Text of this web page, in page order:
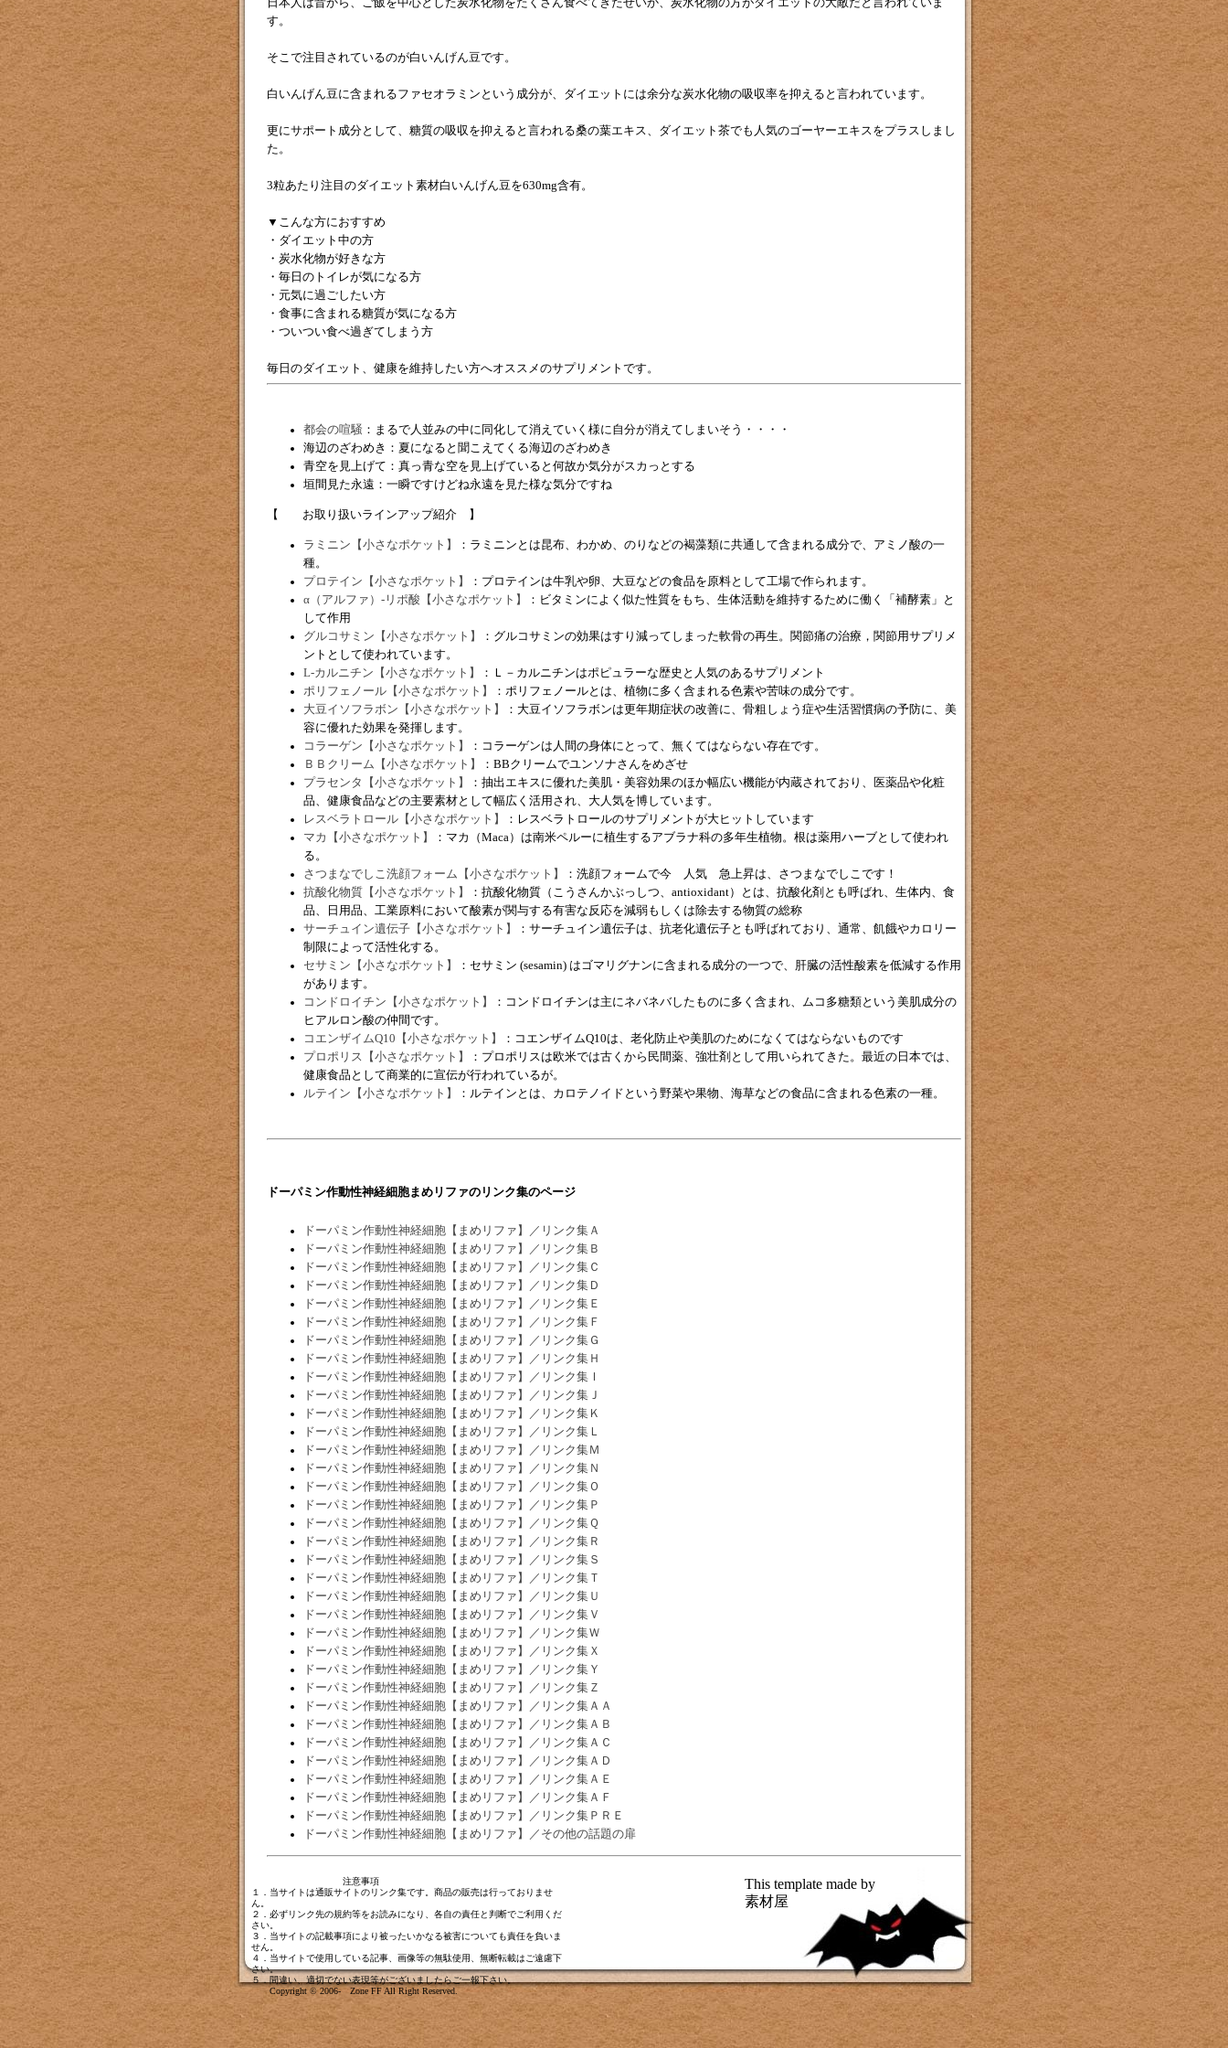
す。
そこで注目されているのが白いんげん豆です。
白いんげん豆に含まれるファセオラミンという成分が、ダイエットには余分な炭水化物の吸収率を抑えると言われています。
更にサポート成分として、糖質の吸収を抑えると言われる桑の葉エキス、ダイエット茶でも人気のゴーヤーエキスをプラスしまし
た。
3粒あたり注目のダイエット素材白いんげん豆を630mg含有。
▼こんな方におすすめ
・ダイエット中の方
・炭水化物が好きな方
・毎日のトイレが気になる方
・元気に過ごしたい方
・食事に含まれる糖質が気になる方
・ついつい食べ過ぎてしまう方
毎日のダイエット、健康を維持したい方へオススメのサプリメントです。
都会の喧騒 ：まるで人並みの中に同化して消えていく様に自分が消えてしまいそう・・・・
海辺のざわめき：夏になると聞こえてくる海辺のざわめき
青空を見上げて：真っ青な空を見上げていると何故か気分がスカっとする
垣間見た永遠：一瞬ですけどね永遠を見た様な気分ですね
【 お取り扱いラインアップ紹介 】
ラミニン【小さなポケット】
：ラミニンとは昆布、わかめ、のりなどの褐藻類に共通して含まれる成分で、アミノ酸の一
種。
プロテイン【小さなポケット】
：プロテインは牛乳や卵、大豆などの食品を原料として工場で作られます。
α（アルファ）-リポ酸【小さなポケット】
：ビタミンによく似た性質をもち、生体活動を維持するために働く「補酵素」と
して作用
グルコサミン【小さなポケット】
：グルコサミンの効果はすり減ってしまった軟骨の再生。関節痛の治療，関節用サプリメ
ントとして使われています。
L-カルニチン【小さなポケット】
：Ｌ－カルニチンはポピュラーな歴史と人気のあるサプリメント
ポリフェノール【小さなポケット】
：ポリフェノールとは、植物に多く含まれる色素や苦味の成分です。
大豆イソフラボン【小さなポケット】
：大豆イソフラボンは更年期症状の改善に、骨粗しょう症や生活習慣病の予防に、美
容に優れた効果を発揮します。
コラーゲン【小さなポケット】
：コラーゲンは人間の身体にとって、無くてはならない存在です。
ＢＢクリーム【小さなポケット】
：BBクリームでユンソナさんをめざせ
プラセンタ【小さなポケット】
：抽出エキスに優れた美肌・美容効果のほか幅広い機能が内蔵されており、医薬品や化粧
品、健康食品などの主要素材として幅広く活用され、大人気を博しています。
レスベラトロール【小さなポケット】
：レスベラトロールのサプリメントが大ヒットしています
マカ【小さなポケット】
：マカ（Maca）は南米ペルーに植生するアブラナ科の多年生植物。根は薬用ハーブとして使われ
る。
さつまなでしこ洗顔フォーム【小さなポケット】
：洗顔フォームで今 人気 急上昇は、さつまなでしこです！
抗酸化物質【小さなポケット】
：抗酸化物質（こうさんかぶっしつ、antioxidant）とは、抗酸化剤とも呼ばれ、生体内、食
品、日用品、工業原料において酸素が関与する有害な反応を減弱もしくは除去する物質の総称
サーチュイン遺伝子【小さなポケット】
：サーチュイン遺伝子は、抗老化遺伝子とも呼ばれており、通常、飢餓やカロリー
制限によって活性化する。
セサミン【小さなポケット】
：セサミン (sesamin) はゴマリグナンに含まれる成分の一つで、肝臓の活性酸素を低減する作用
があります。
コンドロイチン【小さなポケット】
：コンドロイチンは主にネバネバしたものに多く含まれ、ムコ多糖類という美肌成分の
ヒアルロン酸の仲間です。
コエンザイムQ10【小さなポケット】
：コエンザイムQ10は、老化防止や美肌のためになくてはならないものです
プロポリス【小さなポケット】
：プロポリスは欧米では古くから民間薬、強壮剤として用いられてきた。最近の日本では、
健康食品として商業的に宣伝が行われているが。
ルテイン【小さなポケット】
：ルテインとは、カロテノイドという野菜や果物、海草などの食品に含まれる色素の一種。
ドーパミン作動性神経細胞まめリファのリンク集のページ
ドーパミン作動性神経細胞【まめリファ】／リンク集Ａ
ドーパミン作動性神経細胞【まめリファ】／リンク集Ｂ
ドーパミン作動性神経細胞【まめリファ】／リンク集Ｃ
ドーパミン作動性神経細胞【まめリファ】／リンク集Ｄ
ドーパミン作動性神経細胞【まめリファ】／リンク集Ｅ
ドーパミン作動性神経細胞【まめリファ】／リンク集Ｆ
ドーパミン作動性神経細胞【まめリファ】／リンク集Ｇ
ドーパミン作動性神経細胞【まめリファ】／リンク集Ｈ
ドーパミン作動性神経細胞【まめリファ】／リンク集Ｉ
ドーパミン作動性神経細胞【まめリファ】／リンク集Ｊ
ドーパミン作動性神経細胞【まめリファ】／リンク集Ｋ
ドーパミン作動性神経細胞【まめリファ】／リンク集Ｌ
ドーパミン作動性神経細胞【まめリファ】／リンク集Ｍ
ドーパミン作動性神経細胞【まめリファ】／リンク集Ｎ
ドーパミン作動性神経細胞【まめリファ】／リンク集Ｏ
ドーパミン作動性神経細胞【まめリファ】／リンク集Ｐ
ドーパミン作動性神経細胞【まめリファ】／リンク集Ｑ
ドーパミン作動性神経細胞【まめリファ】／リンク集Ｒ
ドーパミン作動性神経細胞【まめリファ】／リンク集Ｓ
ドーパミン作動性神経細胞【まめリファ】／リンク集Ｔ
ドーパミン作動性神経細胞【まめリファ】／リンク集Ｕ
ドーパミン作動性神経細胞【まめリファ】／リンク集Ｖ
ドーパミン作動性神経細胞【まめリファ】／リンク集Ｗ
ドーパミン作動性神経細胞【まめリファ】／リンク集Ｘ
ドーパミン作動性神経細胞【まめリファ】／リンク集Ｙ
ドーパミン作動性神経細胞【まめリファ】／リンク集Ｚ
ドーパミン作動性神経細胞【まめリファ】／リンク集ＡＡ
ドーパミン作動性神経細胞【まめリファ】／リンク集ＡＢ
ドーパミン作動性神経細胞【まめリファ】／リンク集ＡＣ
ドーパミン作動性神経細胞【まめリファ】／リンク集ＡＤ
ドーパミン作動性神経細胞【まめリファ】／リンク集ＡＥ
ドーパミン作動性神経細胞【まめリファ】／リンク集ＡＦ
ドーパミン作動性神経細胞【まめリファ】／リンク集ＰＲＥ
ドーパミン作動性神経細胞【まめリファ】／その他の話題の扉
注意事項
１．当サイトは通販サイトのリンク集です。商品の販売は行っておりませ
ん。
２．必ずリンク先の規約等をお読みになり、各自の責任と判断でご利用くだ
さい。
３．当サイトの記載事項により被ったいかなる被害についても責任を負いま
せん。
４．当サイトで使用している記事、画像等の無駄使用、無断転載はご遠慮下
さい。
５．間違い、適切でない表現等がございましたら ご一報下さい
Copyright © 2006- Zone FF All Right Reserved.
This template made by
素材屋